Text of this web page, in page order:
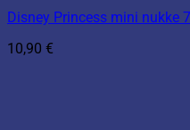
Disney Princess mini nukke
10,90 €